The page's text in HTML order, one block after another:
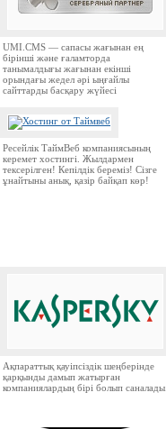
UMI.CMS — сапасы жағынан ең
бірінші және ғаламторда
танымалдығы жағынан екінші
орындағы жедел әрі ыңғайлы
сайттарды басқару жүйесі
Ресейлік ТаймВеб компаниясының
керемет хостингі. Жылдармен
тексерілген! Кепілдік береміз! Сізге
ұнайтыны анық, қазір байқап көр!
Ақпараттық қауіпсіздік шеңберінде
қарқынды дамып жатырған
компаниялардың бірі болып саналады.